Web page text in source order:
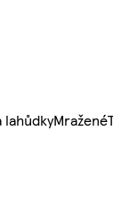
lahůdkyMražené